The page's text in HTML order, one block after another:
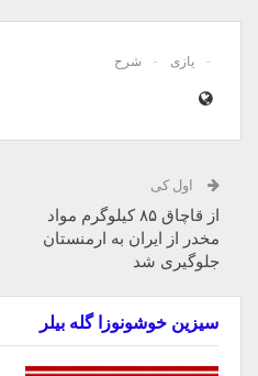
یازی شرح
اول کی
از قاچاق ۸۵ کیلوگرم مواد
مخدر از ایران به ارمنستان
جلوگیری شد
سیزین خوشونوزا گله بیلر